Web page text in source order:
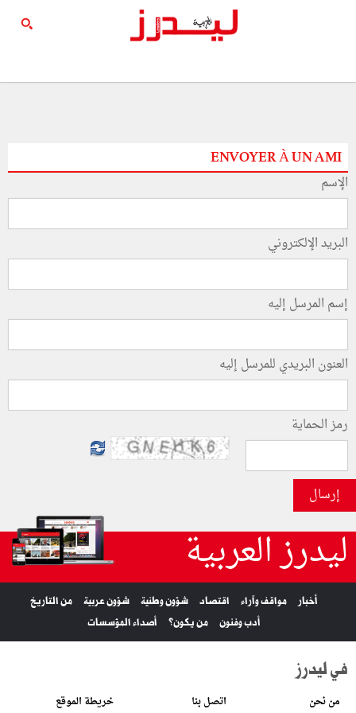
ENVOYER À UN AMI
الإسم
البريد الإلكتروني
إسم المرسل إليه
العنون البريدي للمرسل إليه
رمز الحماية
إرسال
ليدرز العربية
أخبار مواقف وآراء اقتصاد شؤون وطنية شؤون عربية
من التاريخ
أدب وفنون
من يكون؟ أصداء المؤسسات
في ليدرز
من نحن اتصل بنا خريطة الموقع